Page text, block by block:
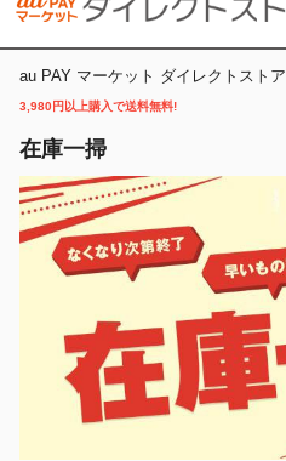
au PAY マーケット ダイレクトストア
3,980円以上購入で送料無料!
在庫一掃
その他の条件
送料無料
Pontaパス特典対象すべて
キーワード
除外ワード
その他の条件
送料無料
Pontaパス特典対象すべて
キーワード
除外ワード